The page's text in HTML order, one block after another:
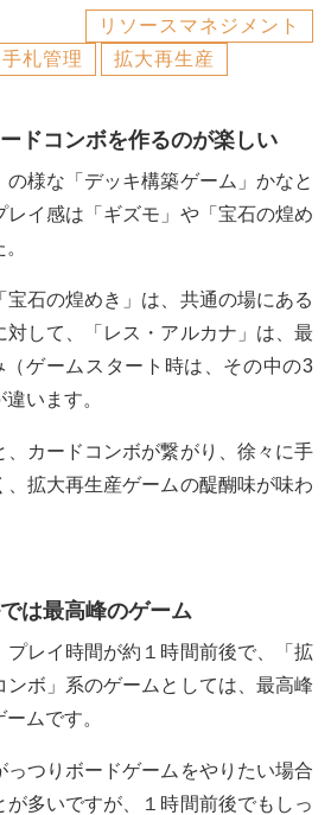
リソースマネジメント
手札管理 拡大再生産
ドコンボを作るのが楽しい
様な「デッキ構築ゲーム」かなと
レイ感は「ギズモ」や「宝石の煌め
宝石の煌めき」は、共通の場にある
対して、「レス・アルカナ」は、最
ゲームスタート時は、その中の3
います。
、カードコンボが繋がり、徐々に手
、拡大再生産ゲームの醍醐味が味わ
は最高峰のゲーム
プレイ時間が約１時間前後で、「拡
ンボ」系のゲームとしては、最高峰
ムです。
っつりボードゲームをやりたい場合
が多いですが、１時間前後でもしっ